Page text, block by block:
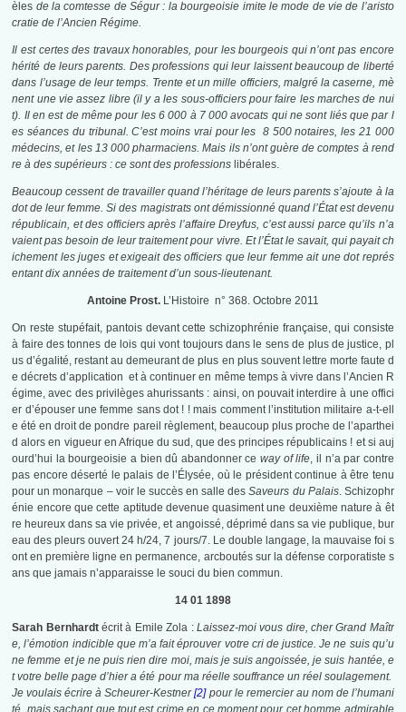
èles de la comtesse de Ségur : la bourgeoisie imite le mode de vie de l’aristo
cratie de l’Ancien Régime.
Il est certes des travaux honorables, pour les bourgeois qui n’ont pas encore
hérité de leurs parents. Des professions qui leur laissent beaucoup de liberté
dans l’usage de leur temps. Trente et un mille officiers, malgré la caserne, mè
nent une vie assez libre (il y a les sous-officiers pour faire les marches de nui
t). Il en est de même pour les 6 000 à 7 000 avocats qui ne sont liés que par l
es séances du tribunal. C’est moins vrai pour les 8 500 notaires, les 21 000
médecins, et les 13 000 pharmaciens. Mais ils n’ont guère de comptes à rend
re à des supérieurs : ce sont des professions libérales.
Beaucoup cessent de travailler quand l’héritage de leurs parents s’ajoute à la
dot de leur femme. Si des magistrats ont démissionné quand l’État est devenu
républicain, et des officiers après l’affaire Dreyfus, c’est aussi parce qu’ils n’a
vaient pas besoin de leur traitement pour vivre. Et l’État le savait, qui payait ch
ichement les juges et exigeait des officiers que leur femme ait une dot représ
entant dix années de traitement d’un sous-lieutenant.
Antoine Prost. L’Histoire n° 368. Octobre 2011
On reste stupéfait, pantois devant cette schizophrénie française, qui consiste
à faire des tonnes de lois qui vont toujours dans le sens de plus de justice, pl
us d’égalité, restant au demeurant de plus en plus souvent lettre morte faute d
e décrets d’application et à continuer en même temps à vivre dans l’Ancien R
égime, avec des privilèges ahurissants : ainsi, on pouvait interdire à une offici
er d’épouser une femme sans dot ! ! mais comment l’institution militaire a-t-ell
e été en droit de pondre pareil règlement, beaucoup plus proche de l’aparthei
d alors en vigueur en Afrique du sud, que des principes républicains ! et si auj
ourd’hui la bourgeoisie a bien dû abandonner ceway of life, il n’a par contre
pas encore déserté le palais de l’Élysée, où le président continue à être tenu
pour un monarque – voir le succès en salle desSaveurs du Palais. Schizophr
énie encore que cette aptitude devenue quasiment une deuxième nature à êt
re heureux dans sa vie privée, et angoissé, déprimé dans sa vie publique, bur
eau des pleurs ouvert 24 h/24, 7 jours/7. Le double langage, la mauvaise foi s
ont en première ligne en permanence, arcboutés sur la défense corporatiste s
ans que jamais n’apparaisse le souci du bien commun.
14 01 1898
Sarah Bernhardtécrit à Emile Zola : Laissez-moi vous dire, cher Grand Maîtr
e, l’émotion indicible que m’a fait éprouver votre cri de justice. Je ne suis qu’u
ne femme et je ne puis rien dire moi, mais je suis angoissée, je suis hantée, e
t votre belle page d’hier a été pour ma réelle souffrance un réel soulagement.
Je voulais écrire à Scheurer-Kestner[2] pour le remercier au nom de l’humani
té, mais sachant que tout est crime en ce moment pour cet homme admirable